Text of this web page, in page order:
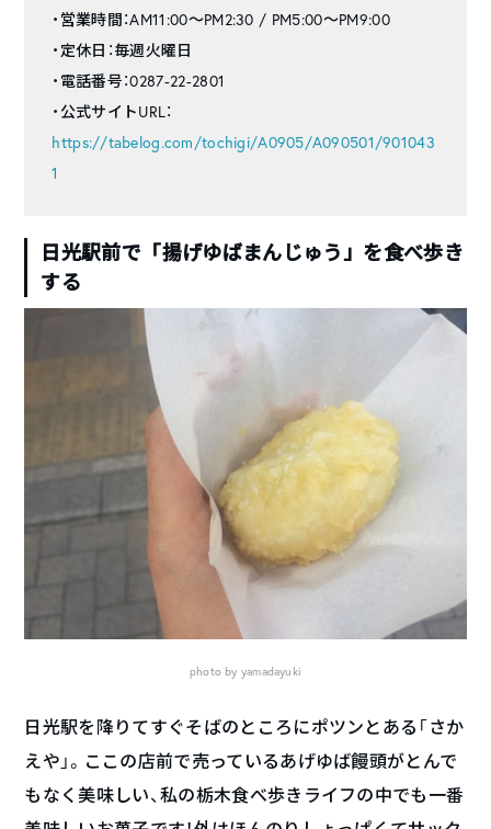
・営業時間：AM11:00～PM2:30 / PM5:00～PM9:00
・定休日：毎週火曜日
・電話番号：0287-22-2801
・公式サイトURL：
https://tabelog.com/tochigi/A0905/A090501/901043
1
日光駅前で「揚げゆばまんじゅう」を食べ歩き
する
photo by yamadayuki
日光駅を降りてすぐそばのところにポツンとある「さか
えや」。ここの店前で売っているあげゆば饅頭がとんで
もなく美味しい、私の栃木食べ歩きライフの中でも一番